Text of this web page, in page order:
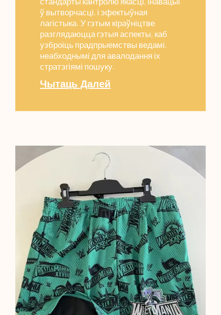
ў вытворчасці, і эфектыўная
лагістыка. У гэтым кіраўніцтве
разглядаюцца гэтыя аспекты, каб
узброіць прадпрыемствы ведамі,
неабходнымі для авалодання іх
стратэгіямі пошуку.
Чытаць Далей